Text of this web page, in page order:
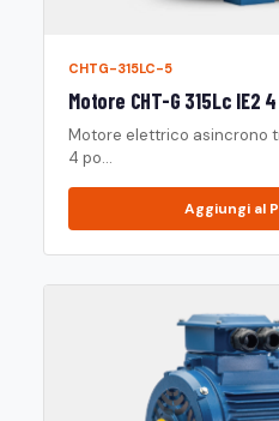
CHTG-315LC-5
Motore CHT-G 315Lc IE2
Motore elettrico asincrono
4 po...
Aggiungi al